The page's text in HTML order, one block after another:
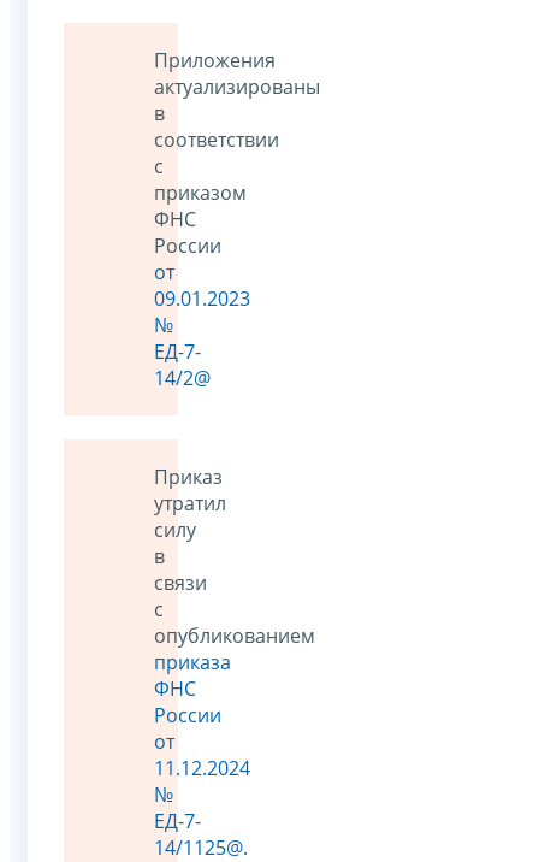
Приложения
актуализированы
в
соответствии
с
приказом
ФНС
России
от
09.01.2023
№
ЕД-7-
14/2@
Приказ
утратил
силу
в
связи
с
опубликованием
приказа
ФНС
России
от
11.12.2024
№
ЕД-7-
14/1125@.